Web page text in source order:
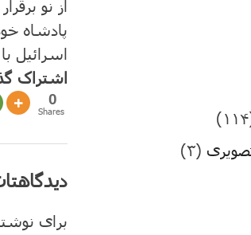
از نو
پادشاه
اسرائیل
اشتراک
0
Shares
برای
(۳)